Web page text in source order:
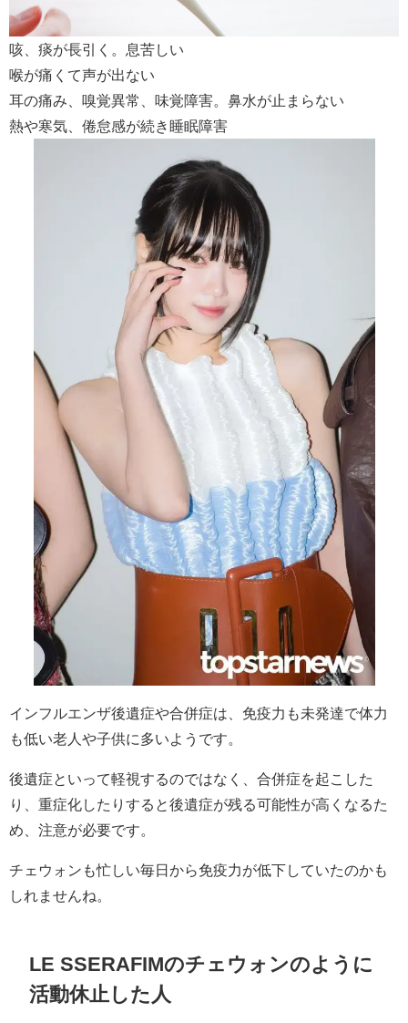
咳、痰が長引く。息苦しい
喉が痛くて声が出ない
耳の痛み、嗅覚異常、味覚障害。鼻水が止まらない
熱や寒気、倦怠感が続き睡眠障害
インフルエンザ後遺症や合併症は 、免疫力も未発達で体力
も低い老人や子供に多いようです。
後遺症といって軽視するのではなく、 合併症を起こした
り、重症化したりすると後遺症が残る可能性が高くなるた
め、注意が必要です。
チェウォンも忙しい毎日から免疫力が低下していたのかも
しれませんね。
LE SSERAFIMのチェウォンのように
活動休止した人